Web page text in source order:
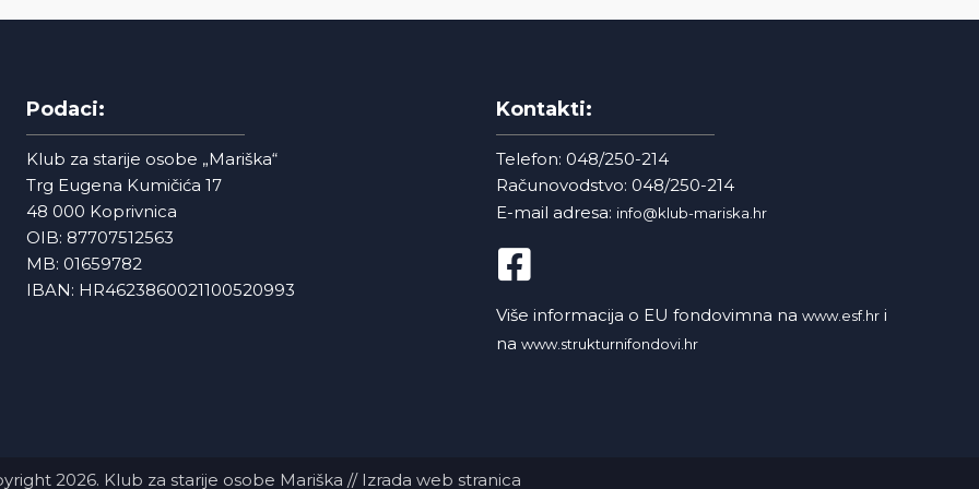
Podaci:
Klub za starije osobe „Mariška“
Trg Eugena Kumičića 17
48 000 Koprivnica
OIB: 87707512563
MB: 01659782
IBAN: HR4623860021100520993
Kontakti:
Telefon: 048/250-214
Računovodstvo: 048/250-214
E-mail adresa: info@klub-mariska.hr
Više informacija o EU fondovimna na www.esf.hr i
na www.strukturnifondovi.hr
2026. Klub za starije osobe Mariška // Izrada web stranica